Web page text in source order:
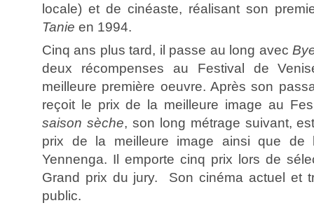
locale) et de cinéaste, réalisant son
Tanie en 1994.
Cinq ans plus tard, il passe au long avec
deux récompenses au Festival de
meilleure première oeuvre. Après son
reçoit le prix de la meilleure image au
saison sèche, son long métrage suivant,
prix de la meilleure image ainsi que de
Yennenga. Il emporte cinq prix lors de
Grand prix du jury. Son cinéma actuel et
public.